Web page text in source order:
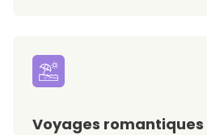
Voyages romantiques